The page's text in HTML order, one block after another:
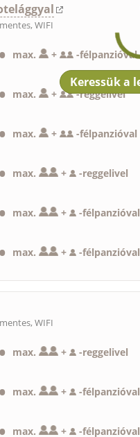
WIFI
max. + -félpanzióval
max. + -reggelivel
max. + -félpanzióval
max. + -reggelivel
max. + -félpanzióval
max. + -félpanzióval
WIFI
max. + -reggelivel
max. + -félpanzióval
max. + -félpanzióval